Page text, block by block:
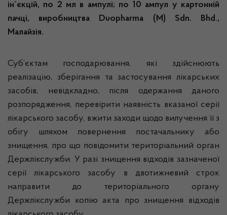
ін`єкцій, по 2 мл в ампулі; по 10 ампул у картонній
пачці, виробництва Duopharma (M) Sdn. Bhd.,
Малайзія.
Суб’єктам господарювання, які здійснюють
реалізацію, зберігання та застосування лікарських
засобів, невідкладно, після одержання даного
розпорядження, перевірити наявність вказаної серії
лікарського засобу, вжити заходи щодо вилучення її з
обігу шляхом повернення постачальнику або
знищення, про що повідомити територіальний орган
Держлікслужби. У разі знищення відходів зазначеної
серії лікарського засобу в двотижневий строк
направити до територіального органу
Держлікслужби копію акта про знищення відходів